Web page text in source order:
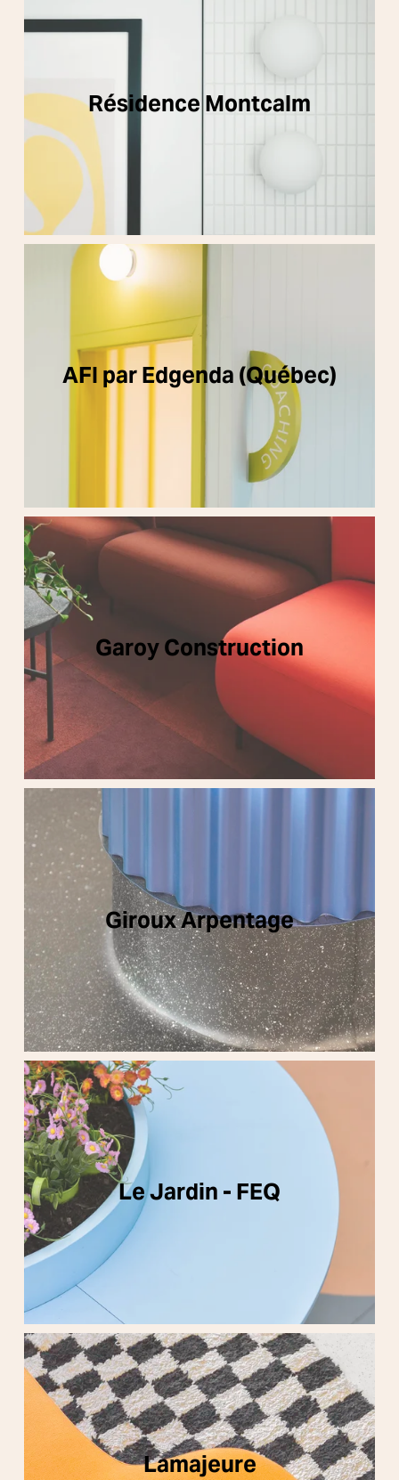
Résidence Montcalm
AFI par Edgenda (Québec)
Garoy Construction
Giroux Arpentage
Le Jardin - FEQ
Lamajeure